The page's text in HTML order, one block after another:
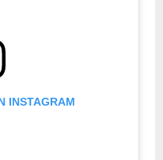
INSTAGRAM